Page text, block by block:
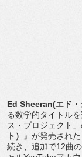
Ed Sheeran(エド
る数学的タイトル
ス・プロジェクト
ト）
』が発売され
続き、追加で12曲